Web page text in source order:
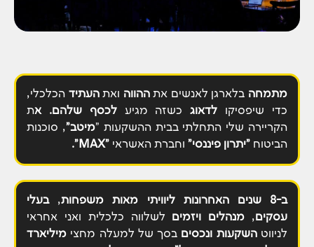
מתמחה בלארגן לאנשים אתההווה ואתהעתיד הכלכלי,
כדי שיפסיקו לדאוגכשזה מגיעלכסף שלהם. את
הקריירה שלי התחלתי בבית ההשקעות "מיטב", סוכנות
הביטוח "יתרון פיננסי" וחברת האשראי "MAX".
ב-8 שנים האחרונות ליוויתי מאות משפחות,בעלי
עסקים, מנהלים ויזמים לשלווה כלכלית ואני אחראי
לניווטהשקעות ונכסים בסך של למעלה מחצי מיליארד